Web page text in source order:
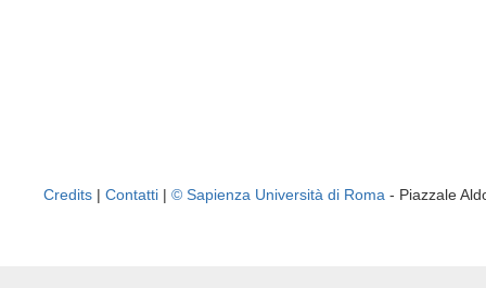
Credits | Contatti | © Sapienza Università di Roma - Piazzale